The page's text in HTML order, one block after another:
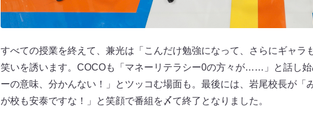
すべての授業を終えて、兼光は「こんだけ勉強になって、さらにギャラ
笑いを誘います。COCOも「マネーリテラシー0の方々が……」と話し
ーの意味、分かんない！」とツッコむ場面も。最後には、岩尾校長が「
が校も安泰ですな！」と笑顔で番組を〆て終了となりました。